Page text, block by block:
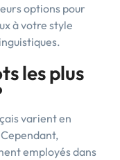
options pour
à votre style
les plus
varient en
employés dans